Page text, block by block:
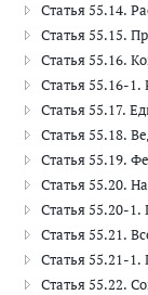
Статья 55.14.
Статья 55.15.
Статья 55.16.
Статья 55.16-
Статья 55.17.
Статья 55.18.
Статья 55.19.
Статья 55.20.
Статья 55.20-1.
Статья 55.21.
Статья 55.21-
Статья 55.22.